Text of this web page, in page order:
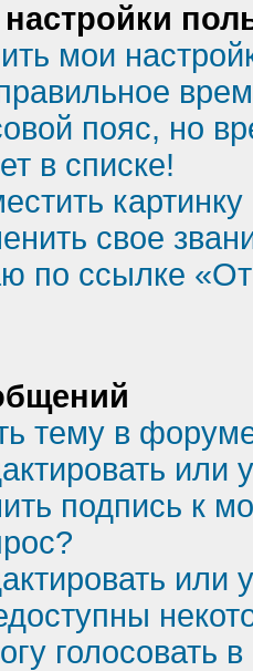
мои
пояс, но
в списке!
свое
по ссылке
тему в
или
подпись к
или
голосовать